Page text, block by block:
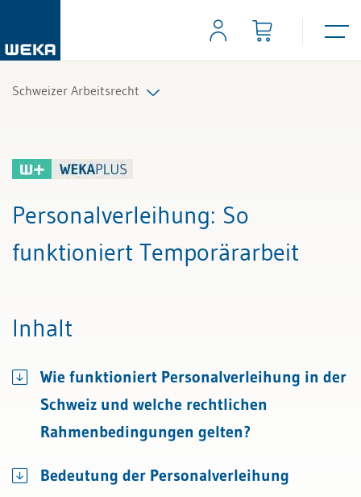
Schweizer Arbeitsrecht
Personalverleihung: So
funktioniert Temporärarbeit
Inhalt
Wie funktioniert Personalverleihung in der
Schweiz und welche rechtlichen
Rahmenbedingungen gelten?
Bedeutung der Personalverleihung